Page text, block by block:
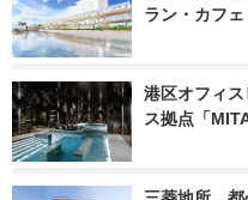
ラン・カフ
港区オフィ
ス拠点「